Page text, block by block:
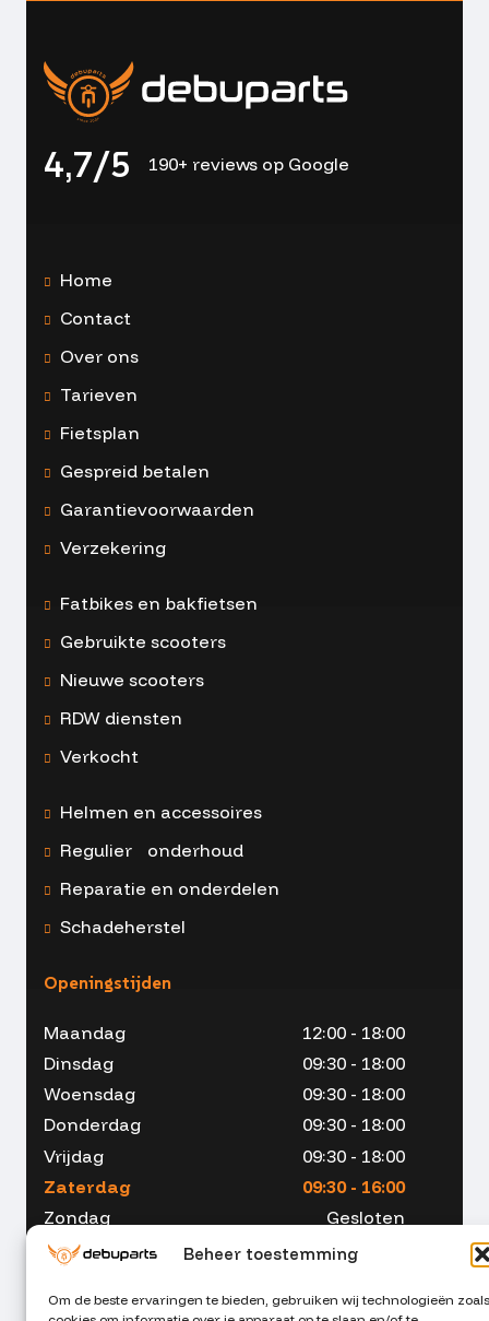
Beheer toestemming
Om de beste ervaringen te bieden, gebruiken wij technologieën zoals
4,7/5 190+ reviews op Google
Home
Contact
Over ons
Tarieven
Fietsplan
Gespreid betalen
Garantievoorwaarden
Verzekering
Fatbikes en bakfietsen
Gebruikte scooters
Nieuwe scooters
RDW diensten
Verkocht
Helmen en accessoires
Regulier onderhoud
Reparatie en onderdelen
Schadeherstel
Openingstijden
Maandag
12:00 - 18:00
Dinsdag
09:30 - 18:00
Woensdag
09:30 - 18:00
Donderdag
09:30 - 18:00
Vrijdag
09:30 - 18:00
Zaterdag
09:30 - 16:00
Zondag
Gesloten